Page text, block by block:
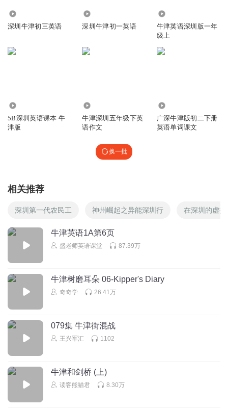
深圳牛津初三英语 深圳牛津初一英语
牛津英语深圳版一年
级上
5B深圳英语课本 牛
津版
牛津深圳五年级下英
语作文
广深牛津版初二下册
英语单词课文
换一批
相关推荐
深圳第一代农民工 神州崛起之异能深圳行 在深圳的虚拟
牛津英语1A第6页
盛老师英语课堂 87.39万
牛津树磨耳朵 06-Kipper's Diary
奇奇学 26.41万
079集 牛津街混战
王兴军汇 1102
牛津和剑桥 (上)
读客熊猫君 8.30万